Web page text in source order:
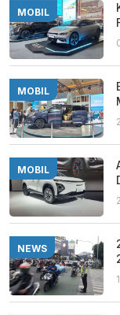
MOBIL
MOBIL
MOBIL
NEWS